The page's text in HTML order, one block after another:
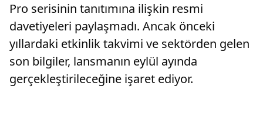
Pro serisinin tanıtımına ilişkin resmi
davetiyeleri paylaşmadı. Ancak önceki
yıllardaki etkinlik takvimi ve sektörden gelen
son bilgiler, lansmanın eylül ayında
gerçekleştirileceğine işaret ediyor.